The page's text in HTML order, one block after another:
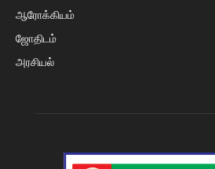
ஆரோக்கியம்
ஜோதிடம்
அரசியல்